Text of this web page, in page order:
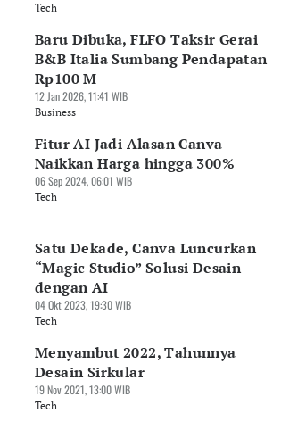
Tech
Baru Dibuka, FLFO Taksir Gerai
B&B Italia Sumbang Pendapatan
Rp100 M
12 Jan 2026, 11:41 WIB
Business
Fitur AI Jadi Alasan Canva
Naikkan Harga hingga 300%
06 Sep 2024, 06:01 WIB
Tech
Satu Dekade, Canva Luncurkan
“Magic Studio” Solusi Desain
dengan AI
04 Okt 2023, 19:30 WIB
Tech
Menyambut 2022, Tahunnya
Desain Sirkular
19 Nov 2021, 13:00 WIB
Tech